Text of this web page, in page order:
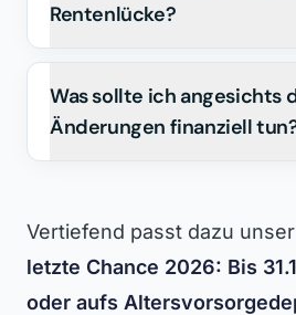
Rentenlücke?
Was sollte ich angesichts
Änderungen finanziell
Vertiefend passt dazu
letzte Chance 2026: Bis
oder aufs